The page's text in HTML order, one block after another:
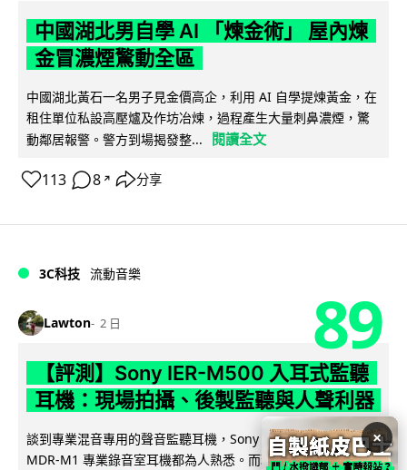
中國湖北男自學 AI 「煉金術」 屋內煉
金冒濃煙驚動全區
中國湖北黃石一名男子見金價高企，利用 AI 自學提煉黃金，在
租住單位私設高壓爐及作坊冶煉，過程產生大量刺鼻濃煙，驚
動鄰居報警。警方到場揭發整...
閱讀全文
113 8 ↗ 分享
3C科技 流動音樂
Lawton 2 日 89
【評測】Sony IER-M500 入耳式監聽
耳機：現場拍攝、後製監聽與人聲利器
談到專業混音專用的聲音監聽耳機，Sony 經典 MDR-7506 到
MDR-M1 專業錄音室耳機都為人熟悉。而現在舞台製作者與創
×